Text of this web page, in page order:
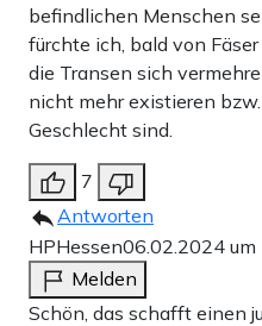
befindlichen Menschen
fürchte ich, bald von
die Transen sich
nicht mehr existieren
Geschlecht sind.
7
Antworten
HPHessen06.02.2024
Melden
Schön, das schafft einen